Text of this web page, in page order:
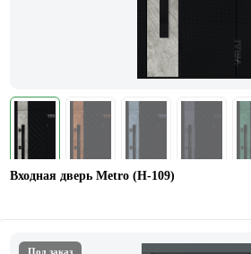
Входная дверь Metro (H-109)
Под заказ